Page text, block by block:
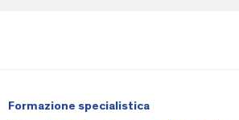
Formazione specialistica